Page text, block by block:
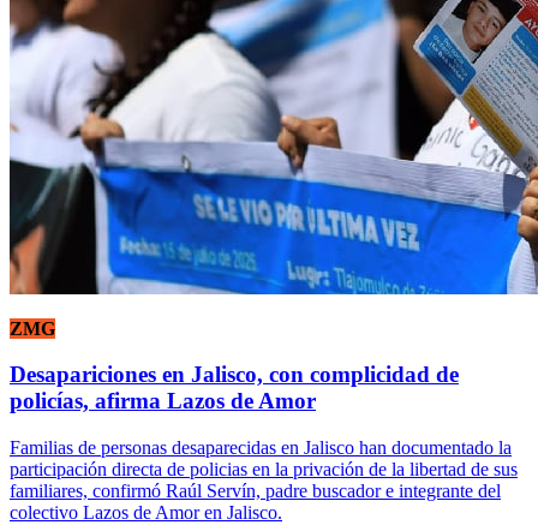
ZMG
Desapariciones en Jalisco, con complicidad de
policías, afirma Lazos de Amor
Familias de personas desaparecidas en Jalisco han documentado la
participación directa de policias en la privación de la libertad de sus
familiares, confirmó Raúl Servín, padre buscador e integrante del
colectivo Lazos de Amor en Jalisco.